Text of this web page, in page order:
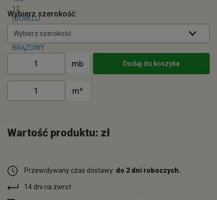
Wybierz szerokość:
Wybierz szerokość
Dodaj do koszyka
Wartość produktu: zł
Przewidywany czas dostawy: do 2 dni roboczych.
14 dni na zwrot